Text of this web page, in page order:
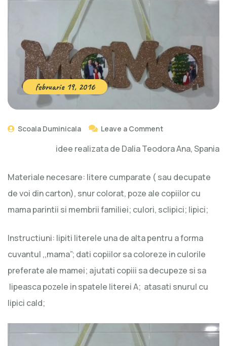
februarie 19, 2016
Scoala Duminicala Leave a Comment
idee realizata de Dalia Teodora Ana, Spania
Materiale necesare: litere cumparate ( sau decupate
de voi din carton), snur colorat, poze ale copiilor cu
mama parintii si membrii familiei; culori, sclipici; lipici;
Instructiuni: lipiti literele una de alta pentru a forma
cuvantul ,,mama”; dati copiilor sa coloreze in culorile
preferate ale mamei; ajutati copiii sa decupeze si sa
lipeasca pozele in spatele literei A; atasati snurul cu
lipici cald;